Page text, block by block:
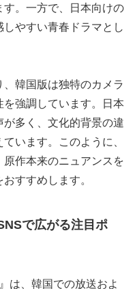
。一方で、日本向けの
やすい青春ドラマとし
韓国版は独特のカメラ
強調しています。日本
多く、文化的背景の違
います。このように、
作本来のニュアンスを
すすめします。
で広がる注目ポ
は、韓国での放送およ